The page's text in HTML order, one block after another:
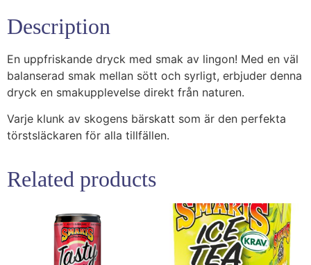
Description
En uppfriskande dryck med smak av lingon! Med en väl
balanserad smak mellan sött och syrligt, erbjuder denna
dryck en smakupplevelse direkt från naturen.
Varje klunk av skogens bärskatt som är den perfekta
törstsläckaren för alla tillfällen.
Related products